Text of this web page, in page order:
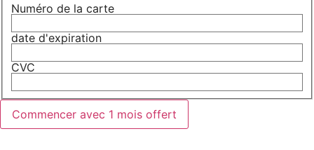
Numéro de la carte
date d'expiration
CVC